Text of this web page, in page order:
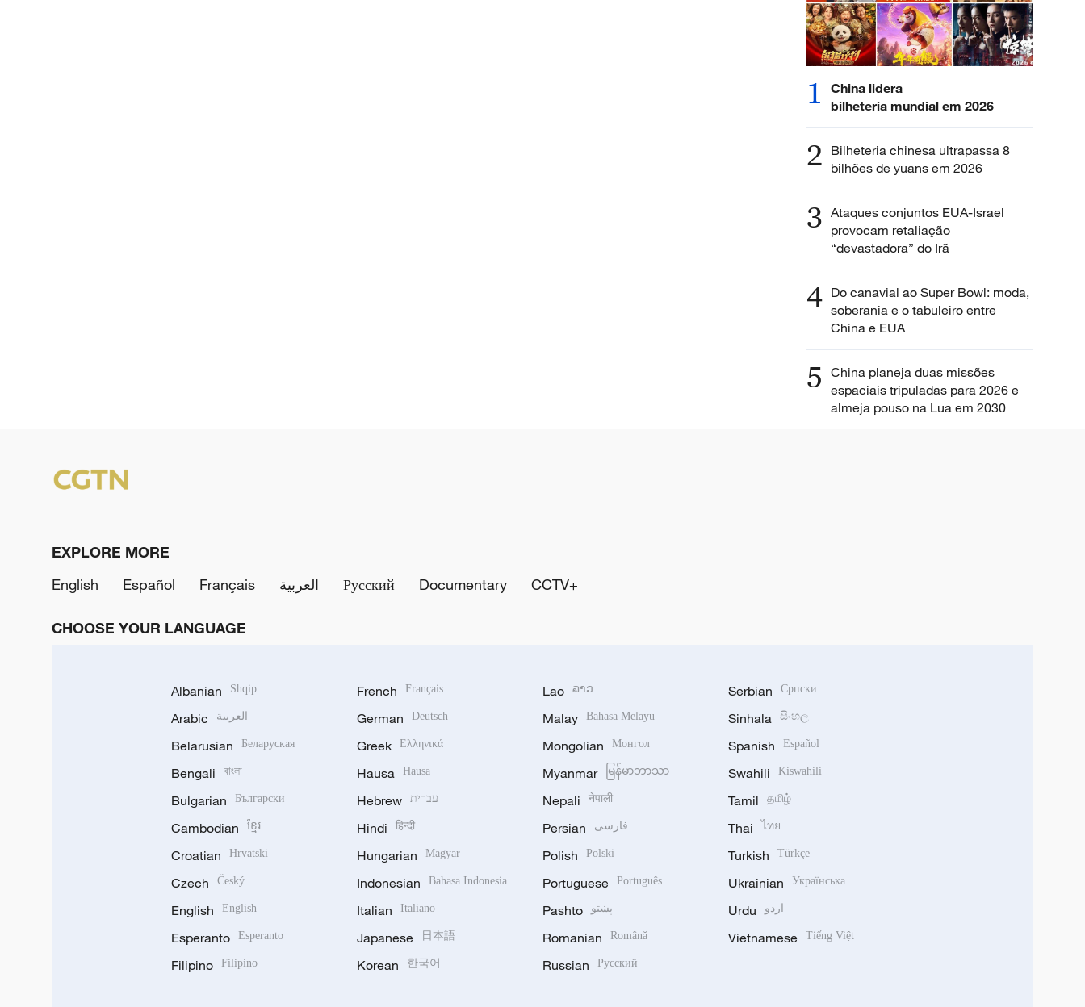
1
China lidera
bilheteria mundial em 2026
2 Bilheteria chinesa ultrapassa 8
bilhões de yuans em 2026
3 Ataques conjuntos EUA-Israel
provocam retaliação
“devastadora” do Irã
4 Do canavial ao Super Bowl: moda,
soberania e o tabuleiro entre
China e EUA
5 China planeja duas missões
espaciais tripuladas para 2026 e
almeja pouso na Lua em 2030
EXPLORE MORE
English
Español Français العربية Русский Documentary CCTV+
CHOOSE YOUR LANGUAGE
Albanian Shqip
Arabic العربية
Belarusian Беларуская
Bengali বাংলা
Bulgarian Български
Cambodian ខ្មែរ
Croatian Hrvatski
Czech Český
English English
Esperanto Esperanto
Filipino Filipino
French Français
German Deutsch
Greek Ελληνικά
Hausa Hausa
Hebrew עברית
Hindi हिन्दी
Hungarian Magyar
Indonesian Bahasa Indonesia
Italian Italiano
Japanese 日本語
Korean 한국어
Lao ລາວ
Malay Bahasa Melayu
Mongolian Монгол
Myanmar မြန်မာဘာသာ
Nepali नेपाली
Persian فارسی
Polish Polski
Portuguese Português
Pashto پښتو
Romanian Română
Russian Русский
Serbian Српски
Sinhala සිංහල
Spanish Español
Swahili Kiswahili
Tamil தமிழ்
Thai ไทย
Turkish Türkçe
Ukrainian Українська
Urdu اردو
Vietnamese Tiếng Việt